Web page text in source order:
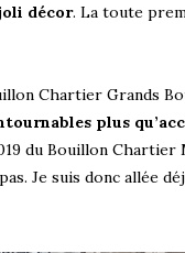
décor. La toute
Chartier Grands
plus
du Bouillon Chartier
Je suis donc allée